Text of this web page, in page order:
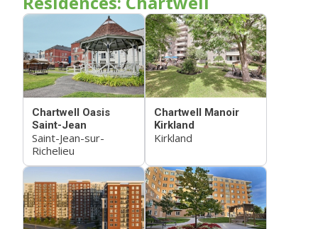
Chartwell Oasis
Saint-Jean
Saint-Jean-sur-
Richelieu
Chartwell Manoir
Kirkland
Kirkland